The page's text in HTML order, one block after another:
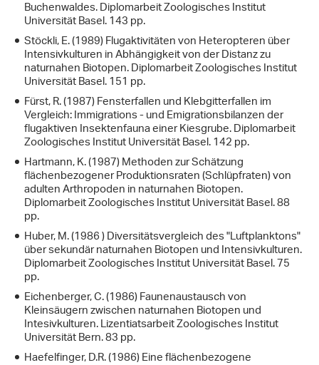
Buchenwaldes. Diplomarbeit Zoologisches Institut
Universität Basel. 143 pp.
Stöckli, E. (1989) Flugaktivitäten von Heteropteren über
Intensivkulturen in Abhängigkeit von der Distanz zu
naturnahen Biotopen. Diplomarbeit Zoologisches Institut
Universität Basel. 151 pp.
Fürst, R. (1987) Fensterfallen und Klebgitterfallen im
Vergleich: Immigrations - und Emigrationsbilanzen der
flugaktiven Insektenfauna einer Kiesgrube. Diplomarbeit
Zoologisches Institut Universität Basel. 142 pp.
Hartmann, K. (1987) Methoden zur Schätzung
flächenbezogener Produktionsraten (Schlüpfraten) von
adulten Arthropoden in naturnahen Biotopen.
Diplomarbeit Zoologisches Institut Universität Basel. 88
pp.
Huber, M. (1986 ) Diversitätsvergleich des "Luftplanktons"
über sekundär naturnahen Biotopen und Intensivkulturen.
Diplomarbeit Zoologisches Institut Universität Basel. 75
pp.
Eichenberger, C. (1986) Faunenaustausch von
Kleinsäugern zwischen naturnahen Biotopen und
Intesivkulturen. Lizentiatsarbeit Zoologisches Institut
Universität Bern. 83 pp.
Haefelfinger, D.R. (1986) Eine flächenbezogene